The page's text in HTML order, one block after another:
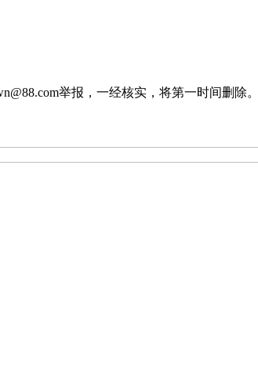
举报，一经核实，将第一时间删除。